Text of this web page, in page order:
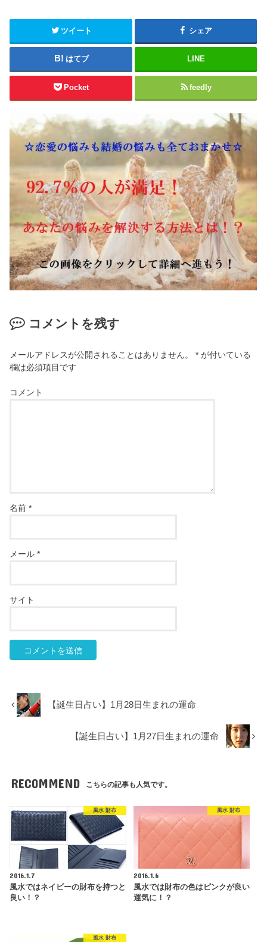
ツイート シェア
はてブ LINE
Pocket feedly
コメントを残す
メールアドレスが公開されることはありません。 * が付いている
欄は必須項目です
コメント
名前*
メール*
サイト
【誕生日占い】1月28日生まれの運命
【誕生日占い】1月27日生まれの運命
RECOMMEND こちらの記事も人気です。
風水 財布
2016.1.7
風水ではネイビーの財布を持つと
良い！？
風水 財布
2016.1.6
風水では財布の色はピンクが良い
運気に！？
風水 財布